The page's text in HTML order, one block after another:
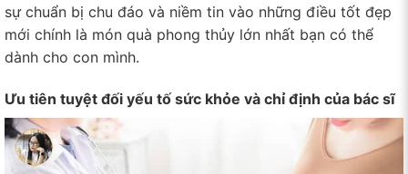
sự chuẩn bị chu đáo và niềm tin vào những điều tốt đẹp
mới chính là món quà phong thủy lớn nhất bạn có thể
dành cho con mình.
Ưu tiên tuyệt đối yếu tố sức khỏe và chỉ định của bác sĩ